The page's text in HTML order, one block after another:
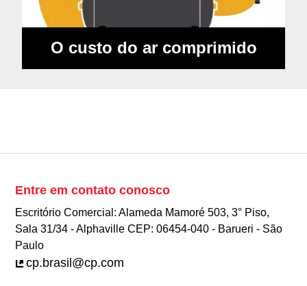
O custo do ar comprimido
Entre em contato conosco
Escritório Comercial: Alameda Mamoré 503, 3° Piso,
Sala 31/34 - Alphaville CEP: 06454-040 - Barueri - São
Paulo
cp.brasil@cp.com